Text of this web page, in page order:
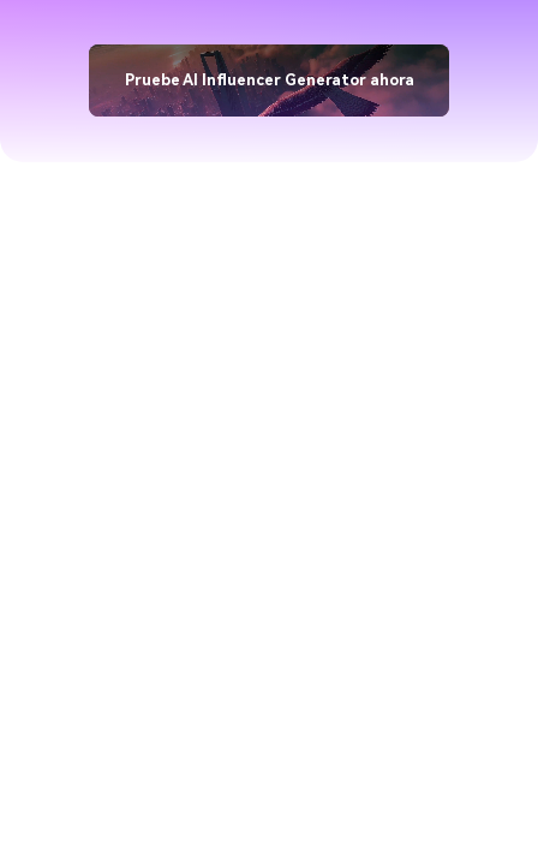
Pruebe AI Influencer Generator ahora